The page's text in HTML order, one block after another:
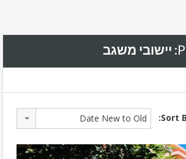
יישובי משגב
Sort
Date New to Old